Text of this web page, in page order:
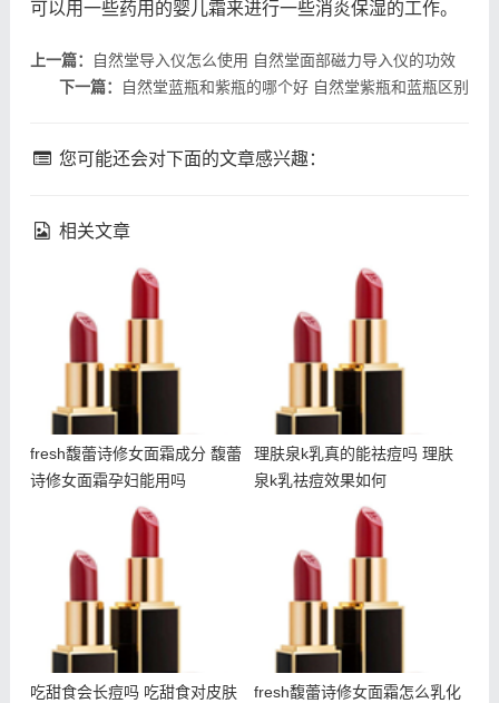
可以用一些药用的婴儿霜来进行一些消炎保湿的工作。
上一篇：
自然堂导入仪怎么使用 自然堂面部磁力导入仪的功效
下一篇：
自然堂蓝瓶和紫瓶的哪个好 自然堂紫瓶和蓝瓶区别
您可能还会对下面的文章感兴趣：
相关文章
fresh馥蕾诗修女面霜成分
fresh馥蕾诗修女面霜成分 馥蕾
诗修女面霜孕妇能用吗
理肤泉k乳真的能祛痘吗 理
理肤泉k乳真的能祛痘吗 理肤
泉k乳祛痘效果如何
吃甜食会长痘吗 吃甜食对
吃甜食会长痘吗 吃甜食对皮肤
fresh馥蕾诗修女面霜怎么
fresh馥蕾诗修女面霜怎么乳化